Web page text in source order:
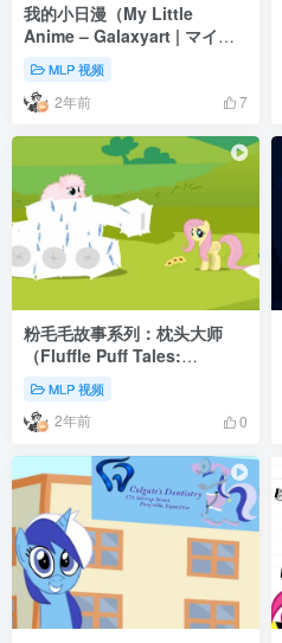
我的小日漫（My Little
Anime – Galaxyart | マイリ
トルアニメ）
MLP 视频
2年前 7
粉毛毛故事系列：枕头大师
（Fluffle Puff Tales:
“Master of Pillows”）
MLP 视频
2年前 0